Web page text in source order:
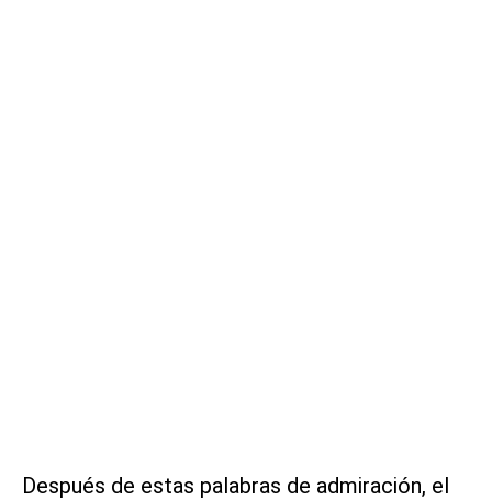
Después de estas palabras de admiración, el